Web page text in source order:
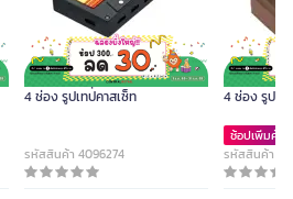
ME.STYLE อุปกรณ์ต่อพ่วง USB
4 ช่อง รูปเทปคาสเซ็ท
รหัสสินค้า 4096274
4 ช่อง รูปช็
ช้อปเพิ่มคุ้ม
รหัสสินค้า